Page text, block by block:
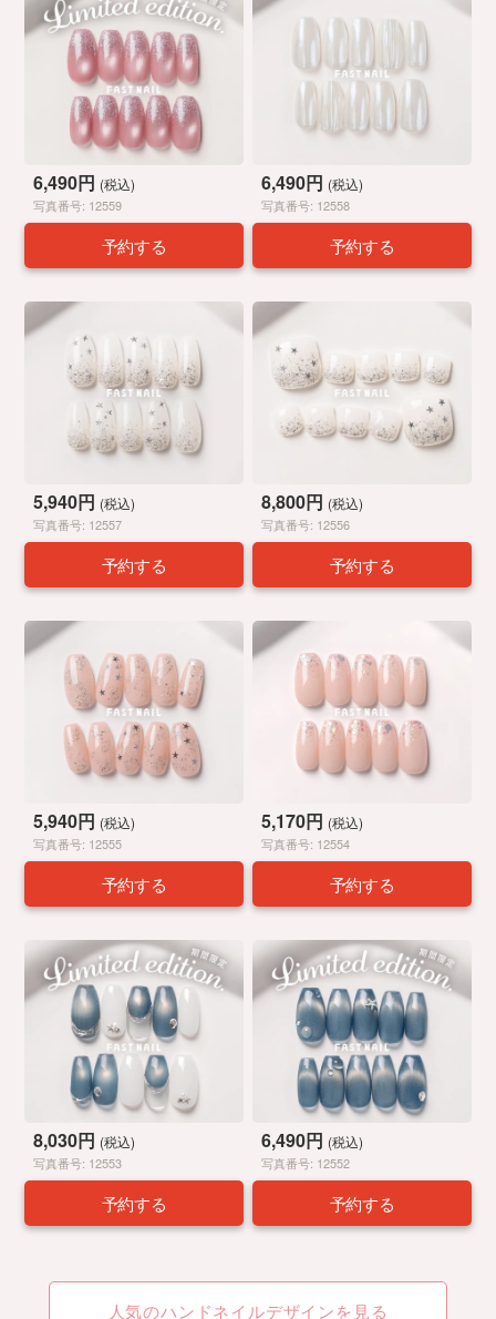
6,490円 (税込)
写真番号: 12559
予約する
6,490円 (税込)
写真番号: 12558
予約する
5,940円 (税込)
写真番号: 12557
予約する
8,800円 (税込)
写真番号: 12556
予約する
5,940円 (税込)
写真番号: 12555
予約する
5,170円 (税込)
写真番号: 12554
予約する
8,030円 (税込)
写真番号: 12553
予約する
6,490円 (税込)
写真番号: 12552
予約する
人気のハンドネイルデザインを見る